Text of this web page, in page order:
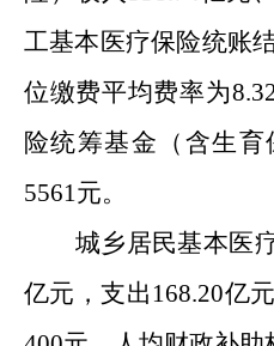
工基本医疗保险统账
位缴费平均费率为
险统筹基金（含生育
5561元。
城乡居民基本医
亿元，支出 168.20亿元